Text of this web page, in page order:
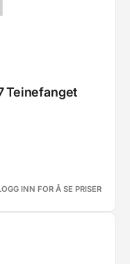
Teinefanget
INN FOR Å SE PRISER